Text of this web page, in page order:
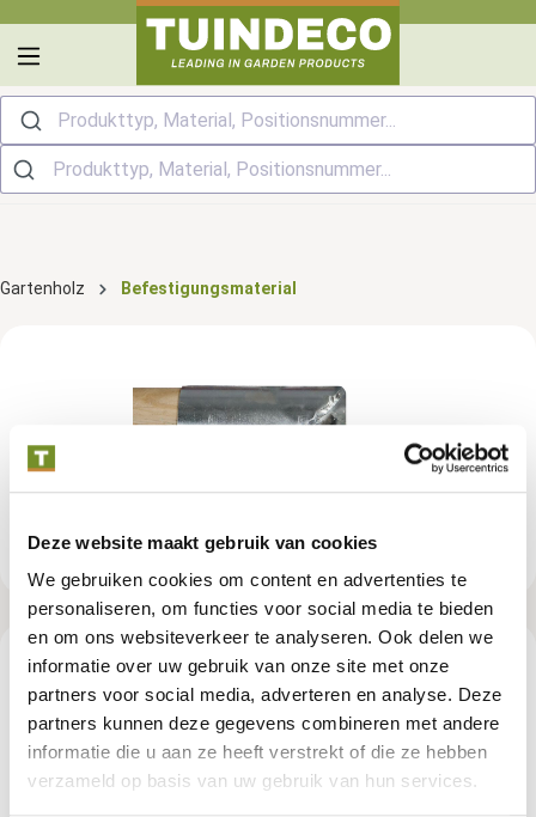
Deze website maakt gebruik van cookies
We gebruiken cookies om content en advertenties te
personaliseren, om functies voor social media te bieden
en om ons websiteverkeer te analyseren. Ook delen we
informatie over uw gebruik van onze site met onze
partners voor social media, adverteren en analyse. Deze
partners kunnen deze gegevens combineren met andere
informatie die u aan ze heeft verstrekt of die ze hebben
verzameld op basis van uw gebruik van hun services.
springen
Produkttyp, Material, Positionsnummer...
Gartenholz Befestigungsmaterial
Beschreibung
Für rundpfosten Ø10 cm